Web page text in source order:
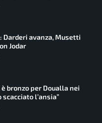
Darderi avanza, Musetti
Jodar
bronzo per Doualla nei
scacciato l’ansia”